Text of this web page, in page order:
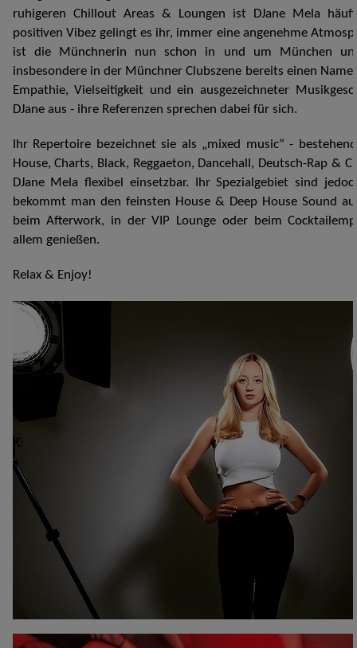
ruhigeren Chillout Areas & Loungen ist DJane Mela
positiven Vibez gelingt es ihr, immer eine angenehme
ist die Münchnerin nun schon in und um München
insbesondere in der Münchner Clubszene bereits einen
Empathie, Vielseitigkeit und ein ausgezeichneter
DJane aus - ihre Referenzen sprechen dabei für sich.
Ihr Repertoire bezeichnet sie als „mixed music“ -
House, Charts, Black, Reggaeton, Dancehall, Deutsch-Rap &
DJane Mela flexibel einsetzbar. Ihr Spezialgebiet sind
bekommt man den feinsten House & Deep House Sound
beim Afterwork, in der VIP Lounge oder beim
allem genießen.
Relax & Enjoy!